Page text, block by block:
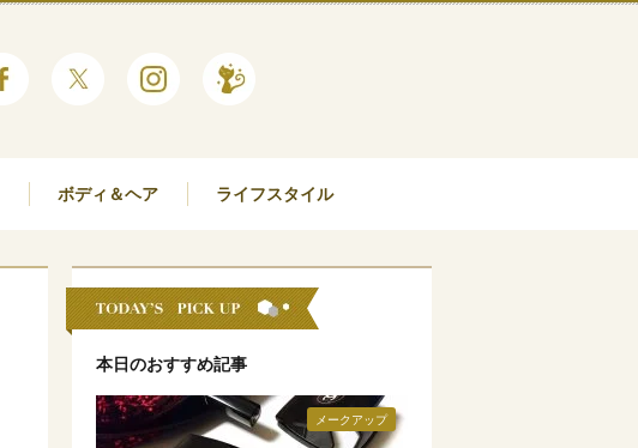
ボディ＆ヘア ライフスタイル
本日のおすすめ記事
メークアップ